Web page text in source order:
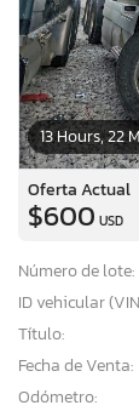
13 Hours, 22
Oferta Actual
$600 USD
Número de lote:
ID vehicular
Título:
Fecha de Venta:
Odómetro: